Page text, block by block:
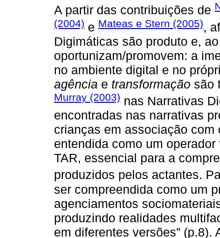
A partir das contribuições de
(2004) e Mateas e Stern (2005),
Digimáticas são produto e,
oportunizam/promovem: a
no ambiente digital e no
agência e transformação são
Murray (2003) nas Narrativas
encontradas nas narrativas
crianças em associação com
entendida como um
TAR, essencial para a
produzidos pelos actantes.
ser compreendida como um
agenciamentos
produzindo realidades
em diferentes versões” (p.8).